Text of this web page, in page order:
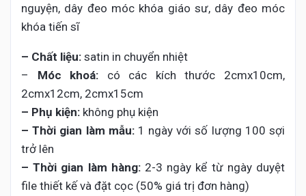
nguyện, dây đeo móc khóa giáo sư, dây đeo móc
khóa tiến sĩ
– Chất liệu: satin in chuyển nhiệt
– Móc khoá: có các kích thước 2cmx10cm,
2cmx12cm, 2cmx15cm
– Phụ kiện: không phụ kiện
– Thời gian làm mẫu:1 ngày với số lượng 100 sợi
trở lên
– Thời gian làm hàng:2-3 ngày kể từ ngày duyệt
file thiết kế và đặt cọc (50% giá trị đơn hàng)